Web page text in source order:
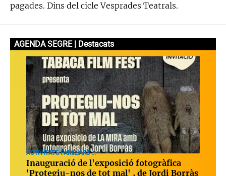
pagades. Dins del cicle Vesprades Teatrals.
AGENDA SEGRE | Destacats
ACTIVITATS FAMILIARS ...
Inauguració de l'exposició fotogràfica
'Protegiu-nos de tot mal' , de Jordi Borràs